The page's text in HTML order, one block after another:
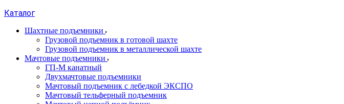
Каталог
Шахтные подъемники
Грузовой подъемник в готовой шахте
Грузовой подъемник в металлической шахте
Мачтовые подъемники
ГП-М канатный
Двухмачтовые подъемники
Мачтовый подъемник с лебедкой ЭКСПО
Мачтовый тельферный подъемник